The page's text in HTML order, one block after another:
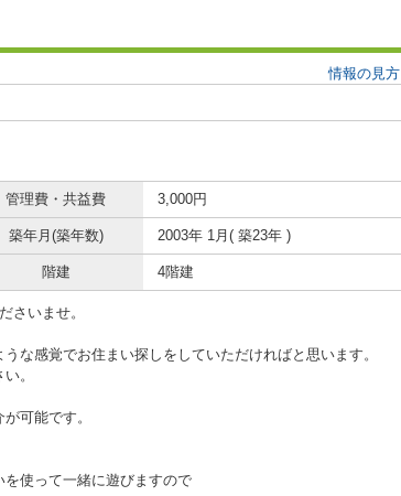
情報の見方
管理費・共益費 3,000円
築年月(築年数) 2003年 1月( 築23年 )
階建 4階建
さいませ。
な感覚でお住まい探しをしていただければと思います。
。
可能です。
使って一緒に遊びますので